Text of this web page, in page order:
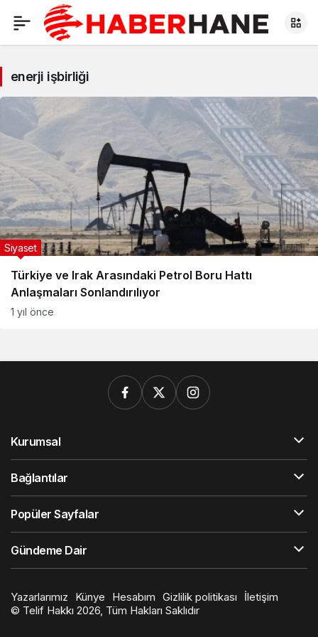
enerji işbirliği
Türkiye ve Irak Arasındaki Petrol Boru Hattı
Anlaşmaları Sonlandırılıyor
Siyaset
1 yıl önce
Kurumsal
Bağlantılar
Popüler Sayfalar
Gündeme Dair
Yazarlarımız Künye Hesabım Gizlilik politikası
İletişim
© Telif Hakkı 2026, Tüm Hakları Saklıdır